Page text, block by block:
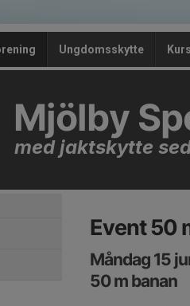
Ungdomsskytte
Mjölby
med jaktskytte
Event 50
Måndag 15
50 m banan